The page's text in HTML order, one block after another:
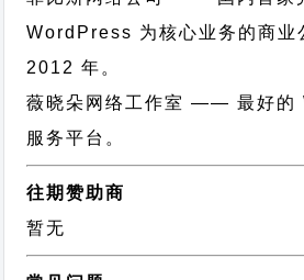
WordPress 为核心业务的商业
2012 年。
薇晓朵网络工作室 —— 最好的
服务平台。
往期赞助商
暂无